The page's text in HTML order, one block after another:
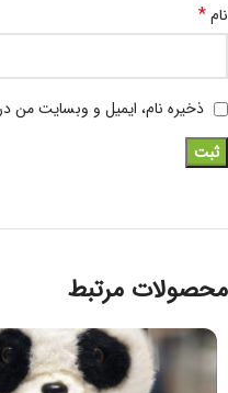
نام*
ذخیره نام، ایمیل و وبسایت من
محصولات مرتبط